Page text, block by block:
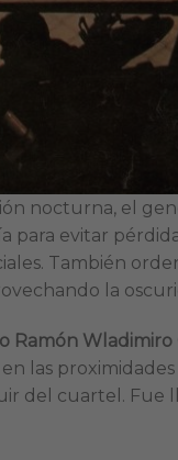
nocturna, el
para evitar
También
la
Ramón
las
del cuartel. Fue